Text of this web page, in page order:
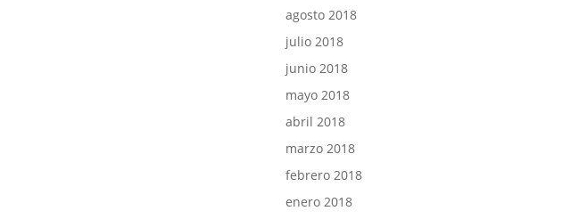
agosto 2018
julio 2018
junio 2018
mayo 2018
abril 2018
marzo 2018
febrero 2018
enero 2018